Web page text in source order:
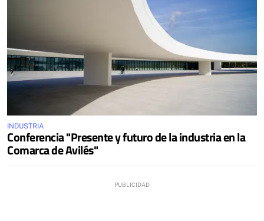
INDUSTRIA
Conferencia "Presente y futuro de la industria en la
Comarca de Avilés"